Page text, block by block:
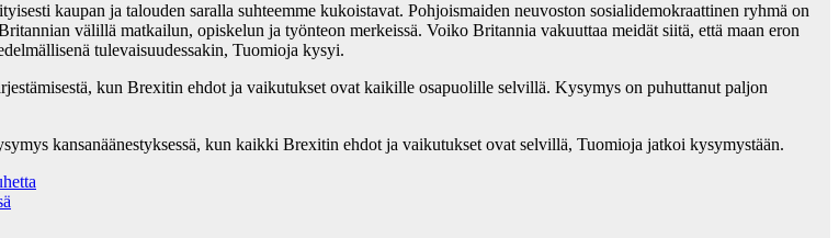
kaupan ja talouden saralla suhteemme kukoistavat. Pohjoismaiden neuvoston sosialidemokraattinen ryhmä on
välillä matkailun, opiskelun ja työnteon merkeissä. Voiko Britannia vakuuttaa meidät siitä, että maan eron
tulevaisuudessakin, Tuomioja kysyi.
kun Brexitin ehdot ja vaikutukset ovat kaikille osapuolille selvillä. Kysymys on puhuttanut paljon
kansanäänestyksessä, kun kaikki Brexitin ehdot ja vaikutukset ovat selvillä, Tuomioja jatkoi kysymystään.